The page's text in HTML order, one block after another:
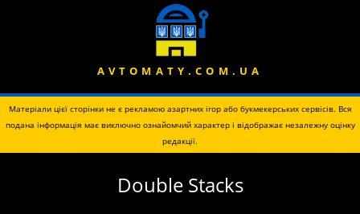
AVTOMATY.COM.UA
Матеріали цієї сторінки не є рекламою азартних ігор або букмекерських сервісів. Вся
подана інформація має виключно ознайомчий характер і відображає незалежну оцінку
редакції.
Double Stacks